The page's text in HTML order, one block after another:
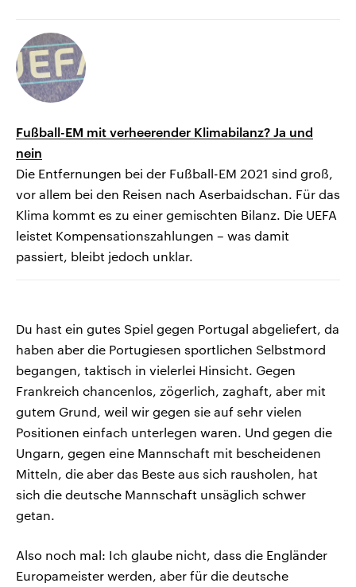
Fußball-EM mit verheerender Klimabilanz? Ja und
nein
Die Entfernungen bei der Fußball-EM 2021 sind groß,
vor allem bei den Reisen nach Aserbaidschan. Für das
Klima kommt es zu einer gemischten Bilanz. Die UEFA
leistet Kompensationszahlungen – was damit
passiert, bleibt jedoch unklar.
Du hast ein gutes Spiel gegen Portugal abgeliefert, da
haben aber die Portugiesen sportlichen Selbstmord
begangen, taktisch in vielerlei Hinsicht. Gegen
Frankreich chancenlos, zögerlich, zaghaft, aber mit
gutem Grund, weil wir gegen sie auf sehr vielen
Positionen einfach unterlegen waren. Und gegen die
Ungarn, gegen eine Mannschaft mit bescheidenen
Mitteln, die aber das Beste aus sich rausholen, hat
sich die deutsche Mannschaft unsäglich schwer
getan.
Also noch mal: Ich glaube nicht, dass die Engländer
Europameister werden, aber für die deutsche